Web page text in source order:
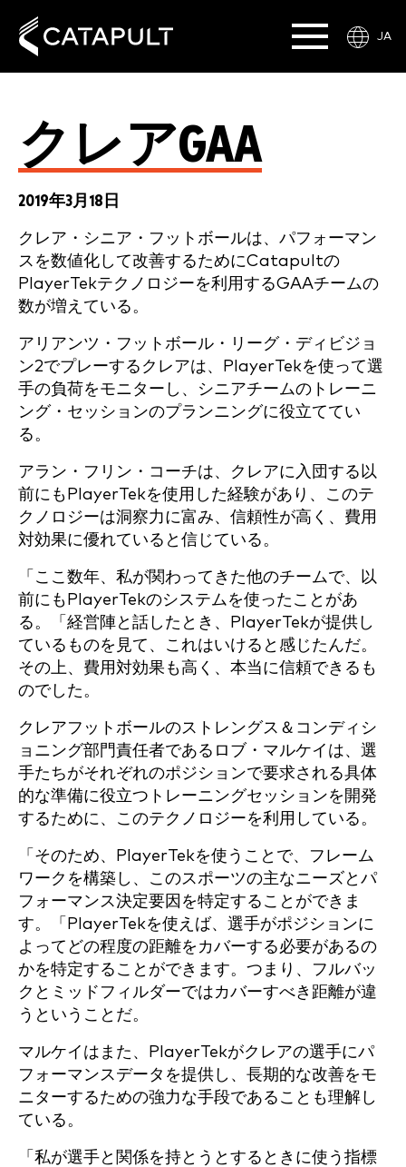
JA
クレアGAA
2019年3月18日
クレア・シニア・フットボールは、パフォーマン
スを数値化して改善するためにCatapultの
PlayerTekテクノロジーを利用するGAAチームの
数が増えている。
アリアンツ・フットボール・リーグ・ディビジョ
ン2でプレーするクレアは、PlayerTekを使って選
手の負荷をモニターし、シニアチームのトレーニ
ング・セッションのプランニングに役立ててい
る。
アラン・フリン・コーチは、クレアに入団する以
前にもPlayerTekを使用した経験があり、このテ
クノロジーは洞察力に富み、信頼性が高く、費用
対効果に優れていると信じている。
「ここ数年、私が関わってきた他のチームで、以
前にもPlayerTekのシステムを使ったことがあ
る。「経営陣と話したとき、PlayerTekが提供し
ているものを見て、これはいけると感じたんだ。
その上、費用対効果も高く、本当に信頼できるも
のでした。
クレアフットボールのストレングス＆コンディシ
ョニング部門責任者であるロブ・マルケイは、選
手たちがそれぞれのポジションで要求される具体
的な準備に役立つトレーニングセッションを開発
するために、このテクノロジーを利用している。
「そのため、PlayerTekを使うことで、フレーム
ワークを構築し、このスポーツの主なニーズとパ
フォーマンス決定要因を特定することができま
す。「PlayerTekを使えば、選手がポジションに
よってどの程度の距離をカバーする必要があるの
かを特定することができます。つまり、フルバッ
クとミッドフィルダーではカバーすべき距離が違
うということだ。
マルケイはまた、PlayerTekがクレアの選手にパ
フォーマンスデータを提供し、長期的な改善をモ
ニターするための強力な手段であることも理解し
ている。
「私が選手と関係を持とうとするときに使う指標